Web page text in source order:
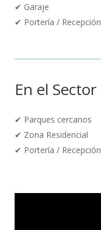
✔ Garaje
✔ Portería / Recepción
En el Sector
✔ Parques cercanos
✔ Zona Residencial
✔ Portería / Recepción